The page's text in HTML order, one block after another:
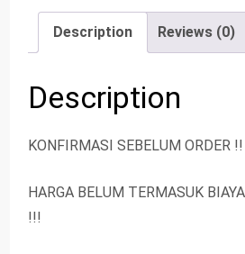
Description
Reviews (0)
Description
KONFIRMASI SEBELUM ORDER !!
HARGA BELUM TERMASUK
!!!